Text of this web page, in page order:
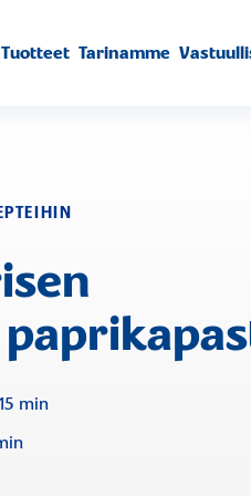
Tuotteet Tarinamme
min